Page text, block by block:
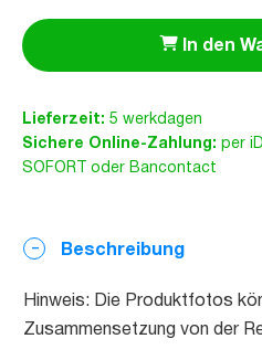
Beschreibung
Hinweis: Die Produktfotos
Zusammensetzung von der
In den
Lieferzeit: 5 werkdagen
Sichere Online-Zahlung: per
SOFORT oder Bancontact